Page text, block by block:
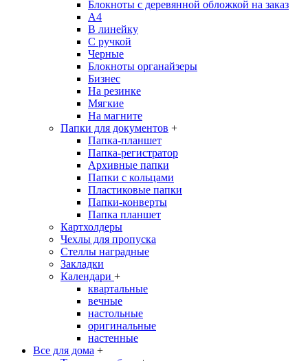
Блокноты с деревянной обложкой на заказ
A4
В линейку
С ручкой
Черные
Блокноты органайзеры
Бизнес
На резинке
Мягкие
На магните
Папки для документов +
Папка-планшет
Папка-регистратор
Архивные папки
Папки с кольцами
Пластиковые папки
Папки-конверты
Папка планшет
Картхолдеры
Чехлы для пропуска
Стеллы наградные
Закладки
Календари +
квартальные
вечные
настольные
оригинальные
настенные
Все для дома +